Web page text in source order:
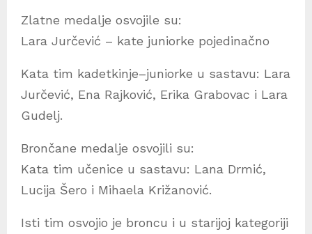
Zlatne medalje osvojile su:
Lara Jurčević – kate juniorke pojedinačno
Kata tim kadetkinje–juniorke u sastavu: Lara
Jurčević, Ena Rajković, Erika Grabovac i Lara
Gudelj.
Brončane medalje osvojili su:
Kata tim učenice u sastavu: Lana Drmić,
Lucija Šero i Mihaela Križanović.
Isti tim osvojio je broncu i u starijoj kategoriji